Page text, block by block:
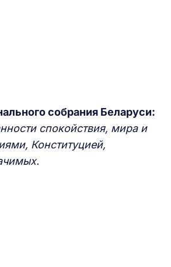
собрания Беларуси:
спокойствия, мира и
Конституцией,